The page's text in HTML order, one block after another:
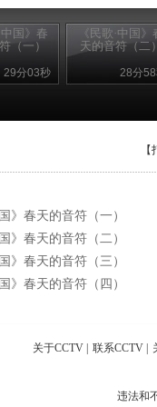
中国》春
（一）
29分03秒
《民歌·中国》
天的音符（二）
28分
【
》春天的音符（一）
》春天的音符（二）
》春天的音符（三）
》春天的音符（四）
关于CCTV 联系CCTV
违法和